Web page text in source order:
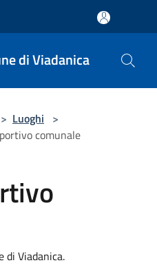
di Viadanica
> Luoghi >
comunale
di Viadanica.